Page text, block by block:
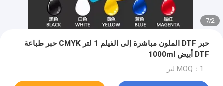
2
/
7
حبر DTF الملون مباشرة إلى الفيلم 1 لتر CMYK حبر طباعة
DTF أبيض 1000ml
MOQ：1 لتر